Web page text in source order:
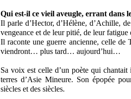
Qui est-il ce vieil aveugle, errant dans
Il parle d’Hector, d’Hélène, d’Achille,
vengeance et de leur pitié, de leur
Il raconte une guerre ancienne, celle de
viendront… plus tard… aujourd’hui…
Sa voix est celle d’un poète qui
terres d’Asie Mineure. Son épopée
siècles et des siècles.